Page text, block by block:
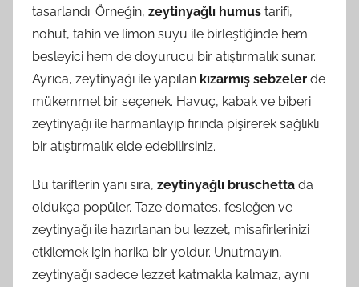
tasarlandı. Örneğin, zeytinyağlı humus tarifi,
nohut, tahin ve limon suyu ile birleştiğinde hem
besleyici hem de doyurucu bir atıştırmalık sunar.
Ayrıca, zeytinyağı ile yapılan kızarmış sebzeler de
mükemmel bir seçenek. Havuç, kabak ve biberi
zeytinyağı ile harmanlayıp fırında pişirerek sağlıklı
bir atıştırmalık elde edebilirsiniz.
Bu tariflerin yanı sıra, zeytinyağlı bruschetta da
oldukça popüler. Taze domates, fesleğen ve
zeytinyağı ile hazırlanan bu lezzet, misafirlerinizi
etkilemek için harika bir yoldur. Unutmayın,
zeytinyağı sadece lezzet katmakla kalmaz, aynı